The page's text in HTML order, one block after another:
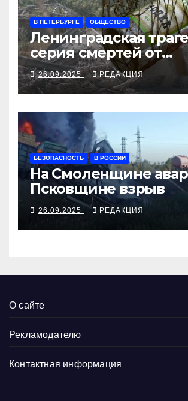
В ПЕТЕРБУРГЕ ОБЩЕСТВО
Ленинградская
серия смертей от
алкосуррогата
26.09.2025 РЕДАКЦИЯ
БЕЗОПАСНОСТЬ В РОССИИ
На Смоленщине
Псковщине взрыв
26.09.2025 РЕДАКЦИЯ
О сайте
Рекламодателю
Контактная информация